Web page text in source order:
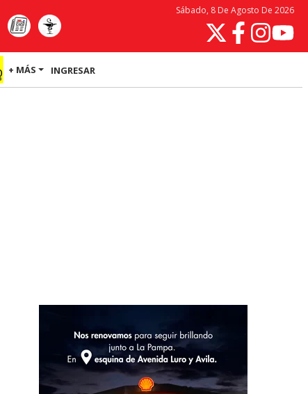
Sábado, 8 De Agosto De 2026
+ MÁS INGRESAR